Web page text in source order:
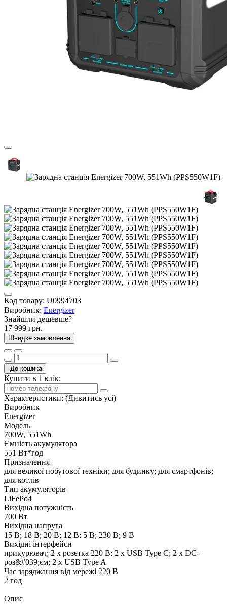
Код товару: U0994703
Виробник: Energizer
Знайшли дешевше?
17 999 грн.
Швидке замовлення
До кошика
Купити в 1 клік:
Характеристики: (Дивитись усі)
Виробник
Energizer
Модель
700W, 551Wh
Ємність акумулятора
551 Вт*год
Призначення
для великої побутової техніки; для будинку; для смартфонів;
для котлів
Тип акумуляторів
LiFePo4
Вихідна потужність
700 Вт
Вихідна напруга
15 В; 18 В; 20 В; 12 В; 5 В; 230 В; 9 В
Вихідні інтерфейси
прикурювач; 2 х розетка 220 В; 2 x USB Type C; 2 x DC-
роз&#039;єм; 2 x USB Type A
Час заряджання від мережі 220 В
2 год
Опис